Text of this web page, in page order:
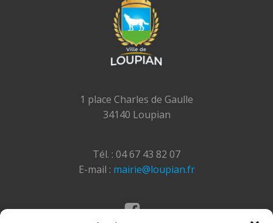
1 place Charles de Gaulle
34140 Loupian
Tél. : 04 67 43 82 07
E-mail : mairie@loupian.fr